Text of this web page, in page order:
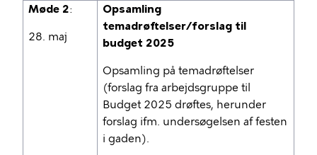
Møde 2:
28. maj
Opsamling
temadrøftelser/forslag til
budget 2025
Opsamling på temadrøftelser
(forslag fra arbejdsgruppe til
Budget 2025 drøftes, herunder
forslag ifm. undersøgelsen af festen
i gaden).